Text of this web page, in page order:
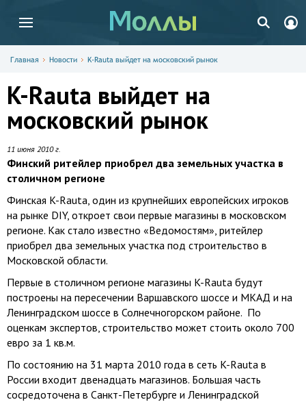
Главная Новости K-Rauta выйдет на московский рынок
K-Rauta выйдет на
московский рынок
11 июня 2010 г.
Финский ритейлер приобрел два земельных участка в
столичном регионе
Финская K-Rauta, один из крупнейших европейских игроков
на рынке DIY, откроет свои первые магазины в московском
регионе. Как стало известно «Ведомостям», ритейлер
приобрел два земельных участка под строительство в
Московской области.
Первые в столичном регионе магазины K-Rauta будут
построены на пересечении Варшавского шоссе и МКАД и на
Ленинградском шоссе в Солнечногорском районе. По
оценкам экспертов, строительство может стоить около 700
евро за 1 кв.м.
По состоянию на 31 марта 2010 года в сеть K-Rauta в
России входит двенадцать магазинов. Большая часть
сосредоточена в Санкт-Петербурге и Ленинградской